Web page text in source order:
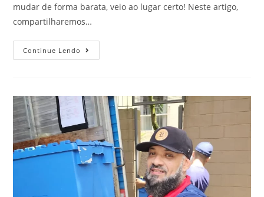
mudar de forma barata, veio ao lugar certo! Neste artigo,
compartilharemos…
Continue Lendo